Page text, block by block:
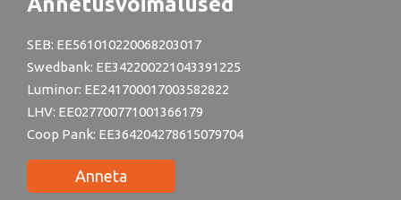
SEB: EE561010220068203017
Swedbank: EE342200221043391225
Luminor: EE241700017003582822
LHV: EE027700771001366179
Coop Pank: EE364204278615079704
Anneta